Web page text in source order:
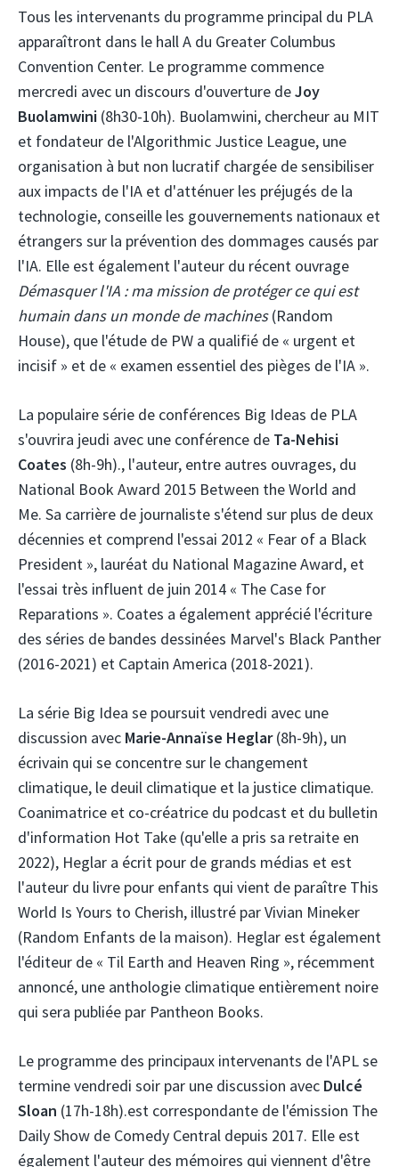
Tous les intervenants du programme principal du PLA
apparaîtront dans le hall A du Greater Columbus
Convention Center. Le programme commence
mercredi avec un discours d'ouverture deJoy
Buolamwini (8h30-10h). Buolamwini, chercheur au MIT
et fondateur de l'Algorithmic Justice League, une
organisation à but non lucratif chargée de sensibiliser
aux impacts de l'IA et d'atténuer les préjugés de la
technologie, conseille les gouvernements nationaux et
étrangers sur la prévention des dommages causés par
l'IA. Elle est également l'auteur du récent ouvrage
Démasquer l'IA : ma mission de protéger ce qui est
humain dans un monde de machines(Random
House), que l'étude de PW a qualifié de « urgent et
incisif » et de « examen essentiel des pièges de l'IA ».
La populaire série de conférences Big Ideas de PLA
s'ouvrira jeudi avec une conférence de Ta-Nehisi
Coates (8h-9h)., l'auteur, entre autres ouvrages, du
National Book Award 2015 Between the World and
Me. Sa carrière de journaliste s'étend sur plus de deux
décennies et comprend l'essai 2012 « Fear of a Black
President », lauréat du National Magazine Award, et
l'essai très influent de juin 2014 « The Case for
Reparations ». Coates a également apprécié l'écriture
des séries de bandes dessinées Marvel's Black Panther
(2016-2021) et Captain America (2018-2021).
La série Big Idea se poursuit vendredi avec une
discussion avec Marie-Annaïse Heglar(8h-9h), un
écrivain qui se concentre sur le changement
climatique, le deuil climatique et la justice climatique.
Coanimatrice et co-créatrice du podcast et du bulletin
d'information Hot Take (qu'elle a pris sa retraite en
2022), Heglar a écrit pour de grands médias et est
l'auteur du livre pour enfants qui vient de paraître This
World Is Yours to Cherish, illustré par Vivian Mineker
(Random Enfants de la maison). Heglar est également
l'éditeur de « Til Earth and Heaven Ring », récemment
annoncé, une anthologie climatique entièrement noire
qui sera publiée par Pantheon Books.
Le programme des principaux intervenants de l'APL se
termine vendredi soir par une discussion avec Dulcé
Sloan (17h-18h).est correspondante de l'émission The
Daily Show de Comedy Central depuis 2017. Elle est
également l'auteur des mémoires qui viennent d'être